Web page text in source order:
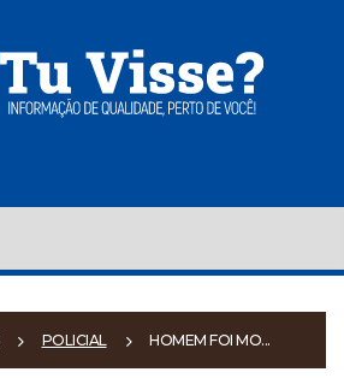
POLICIAL HOMEM FOI MO...